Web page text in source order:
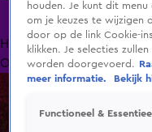
HomeUitzending Gemist
OranjezomerLivestreams
houden. Je kunt dit
om je keuzes te wijzigen
door op de link Cookie-
klikken. Je selecties
worden doorgevoerd.
meer informatie.
Bekijk
Functioneel & Essentieel